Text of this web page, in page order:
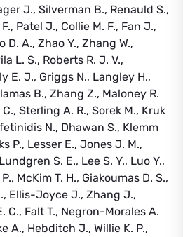
J., Silverman B., Renauld S.,
Patel J., Collie M. F., Fan J.,
D. A., Zhao Y., Zhang W.,
L. S., Roberts R. J. V.,
E. J., Griggs N., Langley H.,
B., Zhang Z., Maloney R.
C., Sterling A. R., Sorek M., Kruk
N., Dhawan S., Klemm
P., Lesser E., Jones J. M.,
S. E., Lee S. Y., Luo Y.,
McKim T. H., Giakoumas D. S.,
Ellis-Joyce J., Zhang J.,
C., Falt T., Negron-Morales A.
A., Hebditch J., Willie K. P.,